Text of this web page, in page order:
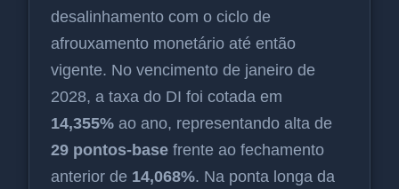
desalinhamento com o ciclo de
afrouxamento monetário até então
vigente. No vencimento de janeiro de
2028, a taxa do DI foi cotada em
14,355% ao ano, representando alta de
29 pontos-base frente ao fechamento
anterior de 14,068%. Na ponta longa da